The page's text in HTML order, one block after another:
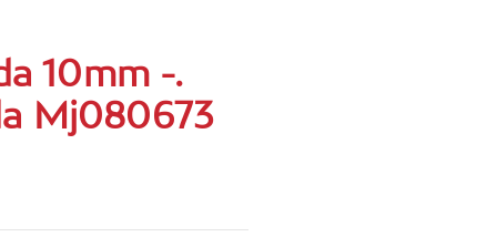
10mm -.
Mj080673